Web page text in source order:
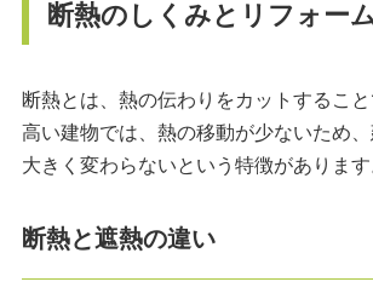
断熱のしくみとリフォー
断熱とは、熱の伝わりをカットするこ
高い建物では、熱の移動が少ないため
大きく変わらないという特徴があります
断熱と遮熱の違い